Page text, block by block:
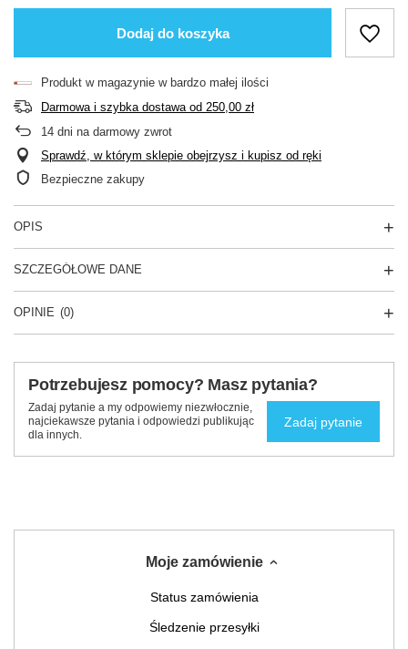
Dodaj do koszyka
Produkt w magazynie w bardzo małej ilości
Darmowa i szybka dostawaod 250,00 zł
14 dni na darmowy zwrot
Sprawdź, w którym sklepie obejrzysz i kupisz od ręki
Bezpieczne zakupy
OPIS
SZCZEGÓŁOWE DANE
OPINIE (0)
Potrzebujesz pomocy? Masz pytania?
Zadaj pytanie a my odpowiemy niezwłocznie,
najciekawsze pytania i odpowiedzi publikując
dla innych.
Zadaj pytanie
Moje zamówienie
Status zamówienia
Śledzenie przesyłki